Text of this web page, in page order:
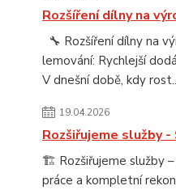
Rozšíření dílny na
🔧 Rozšíření dílny na
lemování: Rychlejší
V dnešní době, kdy
19.04.2026
Rozšiřujeme služby -
🏗️ Rozšiřujeme služby –
práce a kompletní